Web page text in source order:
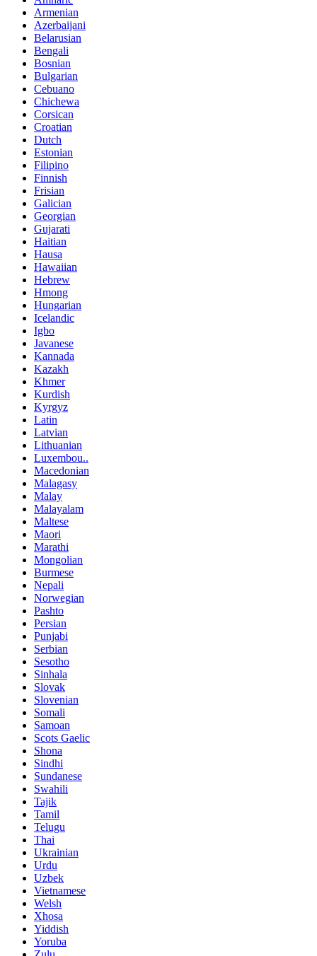
Armenian
Azerbaijani
Belarusian
Bengali
Bosnian
Bulgarian
Cebuano
Chichewa
Corsican
Croatian
Dutch
Estonian
Filipino
Finnish
Frisian
Galician
Georgian
Gujarati
Haitian
Hausa
Hawaiian
Hebrew
Hmong
Hungarian
Icelandic
Igbo
Javanese
Kannada
Kazakh
Khmer
Kurdish
Kyrgyz
Latin
Latvian
Lithuanian
Luxembou..
Macedonian
Malagasy
Malay
Malayalam
Maltese
Maori
Marathi
Mongolian
Burmese
Nepali
Norwegian
Pashto
Persian
Punjabi
Serbian
Sesotho
Sinhala
Slovak
Slovenian
Somali
Samoan
Scots Gaelic
Shona
Sindhi
Sundanese
Swahili
Tajik
Tamil
Telugu
Thai
Ukrainian
Urdu
Uzbek
Vietnamese
Welsh
Xhosa
Yiddish
Yoruba